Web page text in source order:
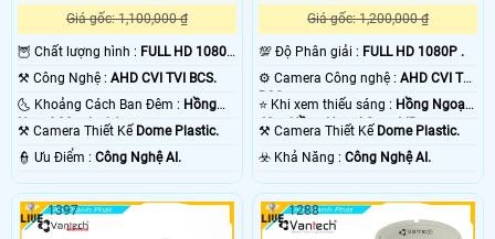
Giá gốc: 1,100,000 ₫
🦉 Chất lượng hình : FULL HD 1080P
.
⚒ Công Nghệ : AHD CVI TVI BCS.
🌜 Khoảng Cách Ban Đêm : Hồng
Ngoại 30m Led Array.
⚒ Camera Thiết Kế Dome Plastic.
️👮 Ưu Điểm : Công Nghệ AI.
Giá gốc: 1,200,000 ₫
💯 Độ Phân giải : FULL HD 1080P .
⚙ Camera Công nghệ :AHD CVI TVI
BCS.
⭐ Khi xem thiếu sáng : Hồng Ngoại
40m Hồng Ngoại Smart IR.
⚒ Camera Thiết Kế Dome Plastic.
️☣️ Khả Năng :Công Nghệ AI.
1397 1288